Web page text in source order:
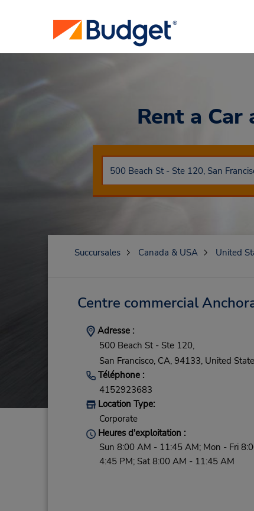
Rent a Car
Succursales Canada & USA United
Centre commercial
Adresse :
500 Beach St - Ste 120,
San Francisco, CA, 94133, United
Téléphone :
4152923683
Location Type:
Corporate
Heures d'exploitation :
Sun 8:00 AM - 11:45 AM; Mon - Fri
4:45 PM; Sat 8:00 AM - 11:45 AM